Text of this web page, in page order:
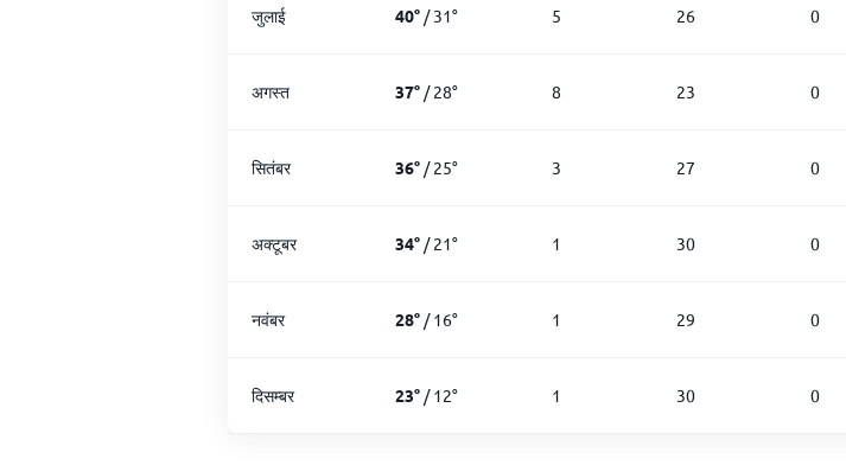
जुलाई 40° /31° 5 26 0
अगस्त 37° /28° 8 23 0
सितंबर 36° /25° 3 27 0
अक्टूबर 34° /21° 1 30 0
नवंबर 28° /16° 1 29 0
दिसम्बर 23° /12° 1 30 0